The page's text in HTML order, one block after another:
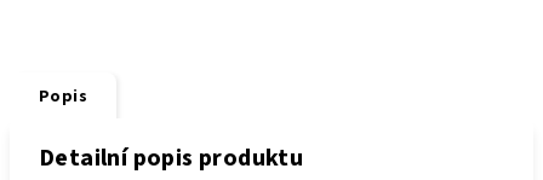
Popis
Detailní popis produktu